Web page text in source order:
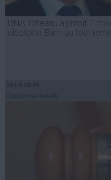
DNA: Olteanu a primit 1
electoral. Banii au fost
29 iul, 09:45